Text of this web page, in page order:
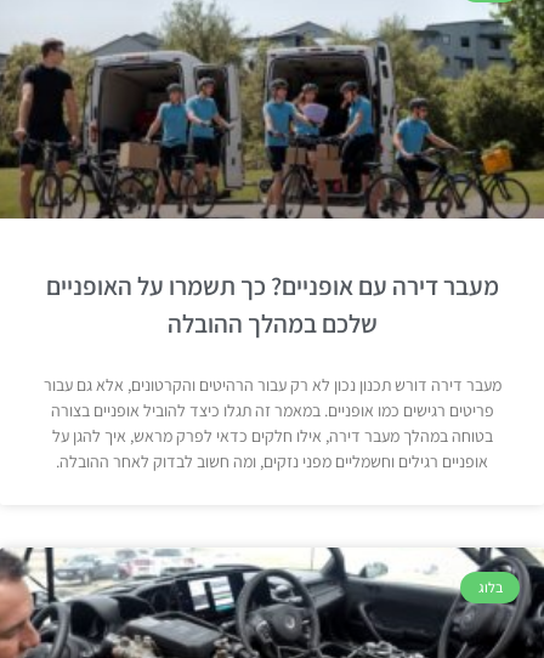
מעבר דירה עם אופניים? כך תשמרו על האופניים
שלכם במהלך ההובלה
מעבר דירה דורש תכנון נכון לא רק עבור הרהיטים והקרטונים, אלא גם עבור
פריטים רגישים כמו אופניים. במאמר זה תגלו כיצד להוביל אופניים בצורה
בטוחה במהלך מעבר דירה, אילו חלקים כדאי לפרק מראש, איך להגן על
אופניים רגילים וחשמליים מפני נזקים, ומה חשוב לבדוק לאחר ההובלה.
בלוג